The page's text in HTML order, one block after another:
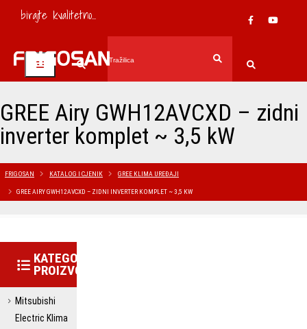
birajte kvalitetno...
GREE Airy GWH12AVCXD – zidni
inverter komplet ~ 3,5 kW
FRIGOSAN KATALOG I CJENIK GREE KLIMA UREĐAJI
GREE AIRY GWH12AVCXD – ZIDNI INVERTER KOMPLET ~ 3,5 KW
KATEGORIJE
PROIZVODA
Mitsubishi
Electric Klima